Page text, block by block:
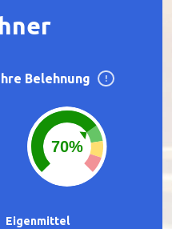
Belehnung !
70%
Eigenmittel